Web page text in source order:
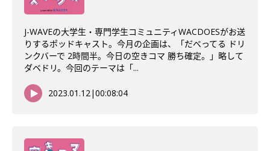
J-WAVEの大学生・専門学生コミュニティWACDOESがお送
りするポッドキャスト。今月の企画は、「だべってる ドリ
ンクバーで 2時間半。今日の空きコマ 勝ち確定。」略して
ダベドリ。今回のテーマは「...
2023.01.12|00:08:04